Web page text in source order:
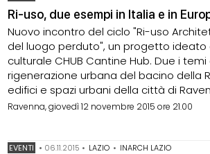
Ri-uso, due esempi in Italia e in
Nuovo incontro del ciclo "Ri-uso
del luogo perduto", un progetto ideato
culturale CHUB Cantine Hub. Due i
rigenerazione urbana del bacino della
edifici e spazi urbani della città di
Ravenna, giovedì 12 novembre 2015 ore 21.00
EVENTI • 06.11.2015 • LAZIO • INARCH LAZIO